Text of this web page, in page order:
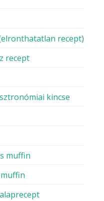
recept)
recept
kincse
muffin